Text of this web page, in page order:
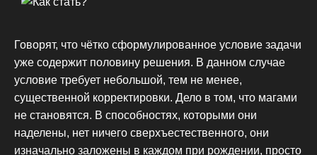
Говорят, что чётко сформулированное условие задачи
уже содержит половину решения. В данном случае
условие требует небольшой, тем не менее,
существенной корректировки. Дело в том, что магами
не становятся. В способностях, которыми они
наделены, нет ничего сверхъестественного, они
изначально заложены в каждом при рождении, просто